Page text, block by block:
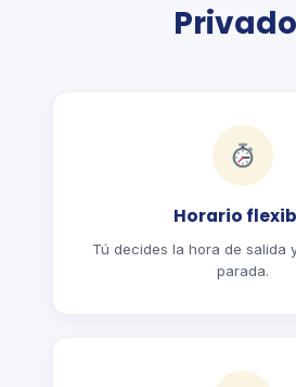
Horario
Tú decides la hora de salida
parada.